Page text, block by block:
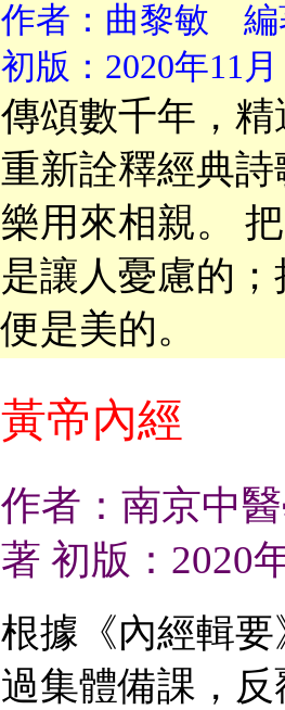
作者：曲黎敏 編
初版：2020年11月
傳頌數千年，
重新詮釋經典
樂用來相親。
是讓人憂慮的
便是美的。
黃帝內經
作者：南京中
著 初版：2020
根據《內經輯
過集體備課，